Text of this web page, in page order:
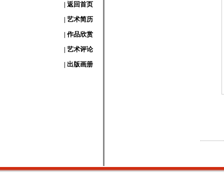
| 返回首页
| 艺术简历
| 作品欣赏
| 艺术评论
| 出版画册